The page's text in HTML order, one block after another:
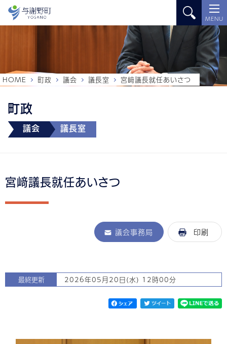
MENU
町政
議会 議長室
HOME 町政 議会 議長室 宮﨑議長就任あいさつ
宮﨑議長就任あいさつ
議会事務局 印刷
最終更新 2026年05月20日(水) 12時00分